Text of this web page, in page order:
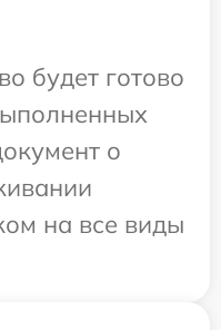
будет готово
о
на все виды